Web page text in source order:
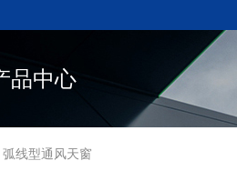
品中心
弧线型通风天窗